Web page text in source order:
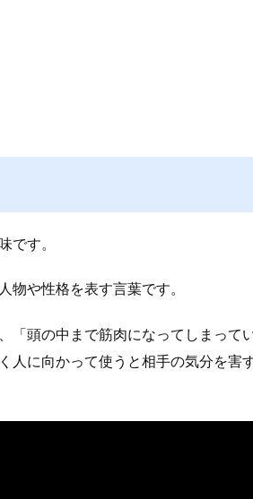
です。
物や性格を表す言葉です。
「頭の中まで筋肉になってしまって
人に向かって使うと相手の気分を害